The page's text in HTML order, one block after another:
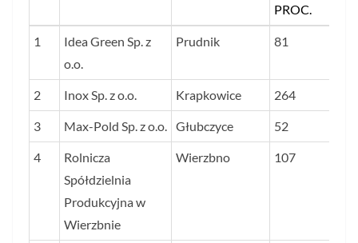
PROC.
LP.
NAZWA FIRMY SIEDZIBA
ŚREDNI
ZYSKU NETTO
DO
1
Idea Green Sp. z
o.o.
Prudnik 81
2 Inox Sp. z o.o. Krapkowice 264
3 Max-Pold Sp. z o.o. Głubczyce 52
4
Rolnicza
Spółdzielnia
Produkcyjna w
Wierzbnie
Wierzbno 107